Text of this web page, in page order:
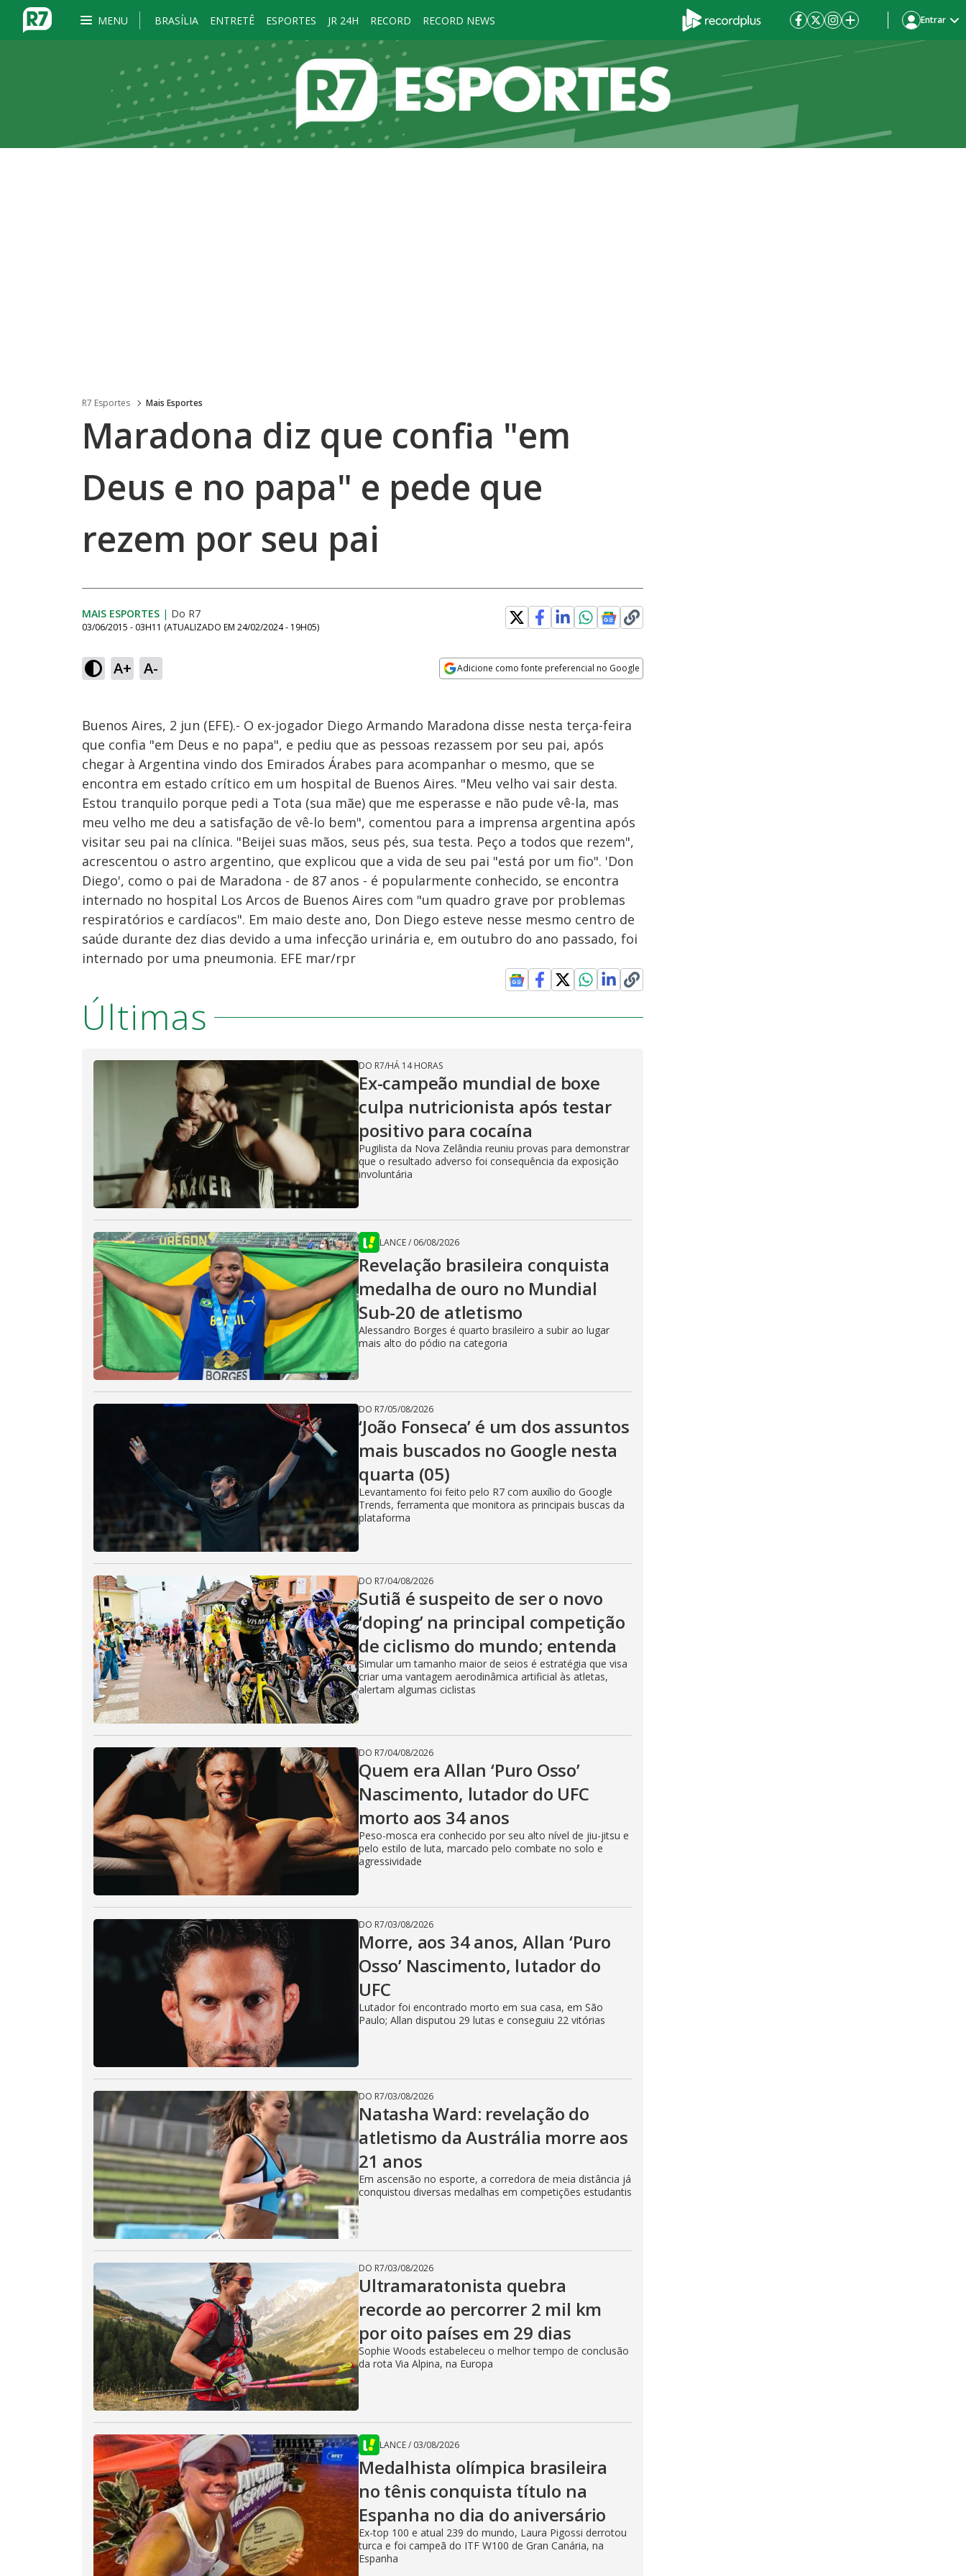
MENU BRASÍLIA ENTRETÊ ESPORTES JR 24H RECORD RECORD NEWS Entrar
R7 Esportes Mais Esportes
Maradona diz que confia "em
Deus e no papa" e pede que
rezem por seu pai
MAIS ESPORTES | Do R7
03/06/2015 - 03H11 (ATUALIZADO EM 24/02/2024 - 19H05)
A+ A- Adicione como fonte preferencial no Google
Buenos Aires, 2 jun (EFE).- O ex-jogador Diego Armando Maradona disse nesta terça-feira
que confia "em Deus e no papa", e pediu que as pessoas rezassem por seu pai, após
chegar à Argentina vindo dos Emirados Árabes para acompanhar o mesmo, que se
encontra em estado crítico em um hospital de Buenos Aires. "Meu velho vai sair desta.
Estou tranquilo porque pedi a Tota (sua mãe) que me esperasse e não pude vê-la, mas
meu velho me deu a satisfação de vê-lo bem", comentou para a imprensa argentina após
visitar seu pai na clínica. "Beijei suas mãos, seus pés, sua testa. Peço a todos que rezem",
acrescentou o astro argentino, que explicou que a vida de seu pai "está por um fio". 'Don
Diego', como o pai de Maradona - de 87 anos - é popularmente conhecido, se encontra
internado no hospital Los Arcos de Buenos Aires com "um quadro grave por problemas
respiratórios e cardíacos". Em maio deste ano, Don Diego esteve nesse mesmo centro de
saúde durante dez dias devido a uma infecção urinária e, em outubro do ano passado, foi
internado por uma pneumonia. EFE mar/rpr
Últimas
DO R7/HÁ 14 HORAS
Ex-campeão mundial de boxe
culpa nutricionista após testar
positivo para cocaína
Pugilista da Nova Zelândia reuniu provas para demonstrar
que o resultado adverso foi consequência da exposição
involuntária
LANCE/ 06/08/2026
Revelação brasileira conquista
medalha de ouro no Mundial
Sub-20 de atletismo
Alessandro Borges é quarto brasileiro a subir ao lugar
mais alto do pódio na categoria
DO R7/05/08/2026
‘João Fonseca’ é um dos assuntos
mais buscados no Google nesta
quarta (05)
Levantamento foi feito pelo R7 com auxílio do Google
Trends, ferramenta que monitora as principais buscas da
plataforma
DO R7/04/08/2026
Sutiã é suspeito de ser o novo
‘doping’ na principal competição
de ciclismo do mundo; entenda
Simular um tamanho maior de seios é estratégia que visa
criar uma vantagem aerodinâmica artificial às atletas,
alertam algumas ciclistas
DO R7/04/08/2026
Quem era Allan ‘Puro Osso’
Nascimento, lutador do UFC
morto aos 34 anos
Peso-mosca era conhecido por seu alto nível de jiu-jitsu e
pelo estilo de luta, marcado pelo combate no solo e
agressividade
DO R7/03/08/2026
Morre, aos 34 anos, Allan ‘Puro
Osso’ Nascimento, lutador do
UFC
Lutador foi encontrado morto em sua casa, em São
Paulo; Allan disputou 29 lutas e conseguiu 22 vitórias
DO R7/03/08/2026
Natasha Ward: revelação do
atletismo da Austrália morre aos
21 anos
Em ascensão no esporte, a corredora de meia distância já
conquistou diversas medalhas em competições estudantis
DO R7/03/08/2026
Ultramaratonista quebra
recorde ao percorrer 2 mil km
por oito países em 29 dias
Sophie Woods estabeleceu o melhor tempo de conclusão
da rota Via Alpina, na Europa
LANCE/ 03/08/2026
Medalhista olímpica brasileira
no tênis conquista título na
Espanha no dia do aniversário
Ex-top 100 e atual 239 do mundo, Laura Pigossi derrotou
turca e foi campeã do ITF W100 de Gran Canária, na
Espanha